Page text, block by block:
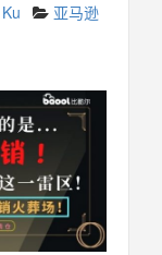
亚马逊